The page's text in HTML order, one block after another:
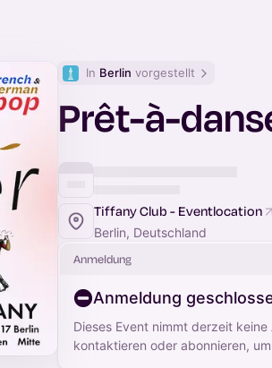
In Berlin vorgestellt
Prêt-à-
Tiffany Club - Eventlocation
Berlin, Deutschland
Anmeldung
Anmeldung
Dieses Event nimmt derzeit
kontaktieren oder abonnieren,